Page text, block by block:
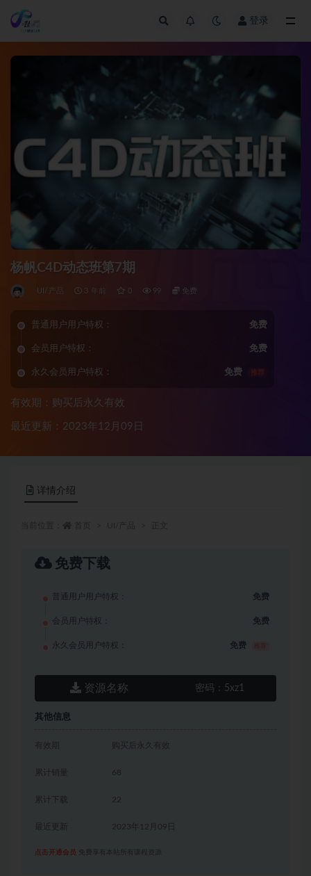
登录
杨帆C4D动态班第7期
UI/产品 3 年前 0 99 免费
普通用户用户特权： 免费
会员用户特权： 免费
永久会员用户特权： 免费 推荐
有效期：购买后永久有效
最近更新：2023年12月09日
详情介绍
免费下载
普通用户用户特权： 免费
会员用户特权： 免费
永久会员用户特权： 免费
资源名称 密码： 5xz1
其他信息
有效期 购买后永久有效
累计销量 68
累计下载 22
2023年12月09日
点击开通会员 免费享有本站所有课程资源